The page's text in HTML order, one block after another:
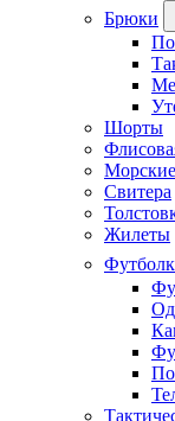
Брюки
Шорты
Свитера
Жилеты